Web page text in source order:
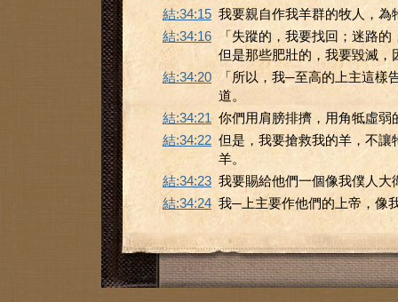
結:34:15 我要親自作我羊群的牧人，
結:34:16
「失蹤的，我要找回；迷路
但是那些肥壯的，我要毀滅，
結:34:20
「所以，我─至高的上主這樣
道。
結:34:21 你們用肩膀排擠，用角牴虛弱
結:34:22 但是，我要搶救我的羊，不
羊。
結:34:23 我要賜給他們一個像我僕人
結:34:24 我─上主要作他們的上帝，像